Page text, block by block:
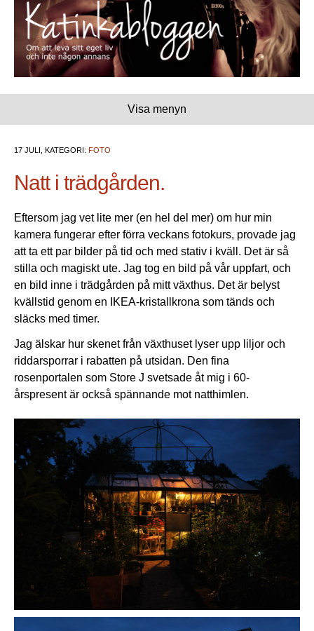
Visa menyn
17 JULI, KATEGORI: FOTO
Natt i trädgården.
Eftersom jag vet lite mer (en hel del mer) om hur min
kamera fungerar efter förra veckans fotokurs, provade jag
att ta ett par bilder på tid och med stativ i kväll. Det är så
stilla och magiskt ute. Jag tog en bild på vår uppfart, och
en bild inne i trädgården på mitt växthus. Det är belyst
kvällstid genom en IKEA-kristallkrona som tänds och
släcks med timer.
Jag älskar hur skenet från växthuset lyser upp liljor och
riddarsporrar i rabatten på utsidan. Den fina
rosenportalen som Store J svetsade åt mig i 60-
årspresent är också spännande mot natthimlen.